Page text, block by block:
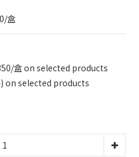
盒
盒 on selected products
) on selected products